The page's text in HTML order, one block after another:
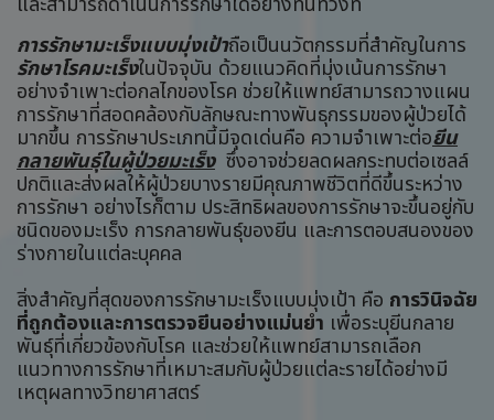
การรักษามะเร็งแบบมุ่งเป้าถือเป็นนวัตกรรมที่สำคัญในการ
รักษาโรคมะเร็งในปัจจุบัน ด้วยแนวคิดที่มุ่งเน้นการรักษา
อย่างจำเพาะต่อกลไกของโรค ช่วยให้แพทย์สามารถวางแผน
การรักษาที่สอดคล้องกับลักษณะทางพันธุกรรมของผู้ป่วยได้
มากขึ้น การรักษาประเภทนี้มีจุดเด่นคือ ความจำเพาะต่อยีน
กลายพันธุ์ในผู้ป่วยมะเร็งซึ่งอาจช่วยลดผลกระทบต่อเซลล์
ปกติและส่งผลให้ผู้ป่วยบางรายมีคุณภาพชีวิตที่ดีขึ้นระหว่าง
การรักษา อย่างไรก็ตาม ประสิทธิผลของการรักษาจะขึ้นอยู่กับ
ชนิดของมะเร็ง การกลายพันธุ์ของยีน และการตอบสนองของ
ร่างกายในแต่ละบุคคล
สิ่งสำคัญที่สุดของการรักษามะเร็งแบบมุ่งเป้า คือ การวินิจฉัย
ที่ถูกต้องและการตรวจยีนอย่างแม่นยำ เพื่อระบุยีนกลาย
พันธุ์ที่เกี่ยวข้องกับโรค และช่วยให้แพทย์สามารถเลือก
แนวทางการรักษาที่เหมาะสมกับผู้ป่วยแต่ละรายได้อย่างมี
เหตุผลทางวิทยาศาสตร์